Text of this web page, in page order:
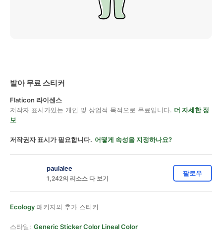
발아 무료 스티커
Flaticon 라이센스
저작자 표시가있는 개인 및 상업적 목적으로 무료입니다. 더 자세한 정
보
저작권자 표시가 필요합니다. 어떻게 속성을 지정하나요?
paulalee
1,242의 리소스 다 보기
팔로우
Ecology 패키지의 추가 스티커
스타일: Generic Sticker Color Lineal Color